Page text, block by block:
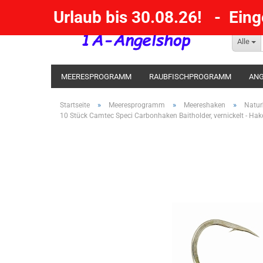
Alle
Urlaub bis 30.08.26! -
MEERESPROGRAMM RAUBFISCHPROGRAMM
KESCHER / SENKE / GAFF POSEN SBIRULINOS
Startseite » Meeresprogramm » Meereshaken »
10 Stück Camtec Speci Carbonhaken Baitholder, vernickelt -